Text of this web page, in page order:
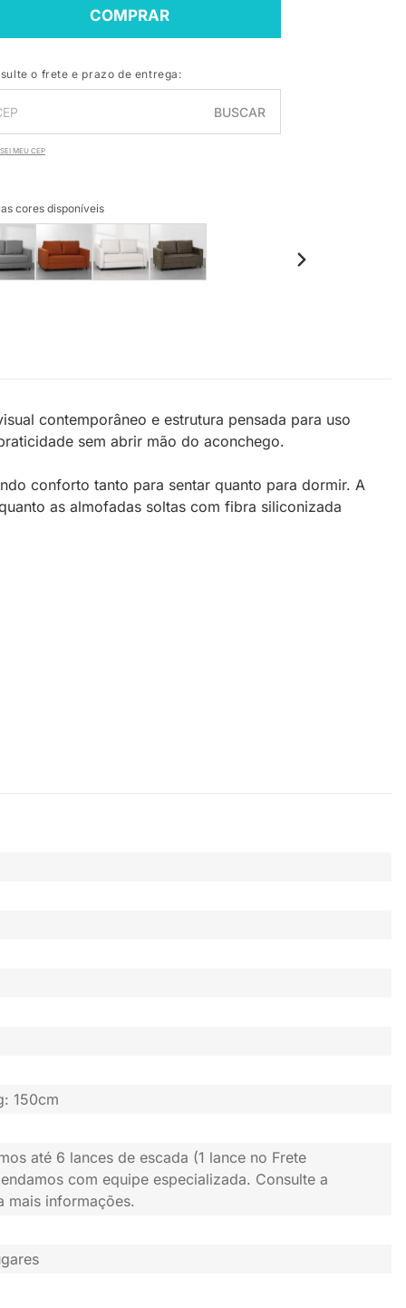
COMPRAR
o frete e prazo de entrega:
BUSCAR
MEU CEP
cores disponíveis
contemporâneo e estrutura pensada para uso
sem abrir mão do aconchego.
conforto tanto para sentar quanto para dormir. A
as almofadas soltas com fibra siliconizada
150cm
até 6 lances de escada (1 lance no Frete
com equipe especializada. Consulte a
mais informações.